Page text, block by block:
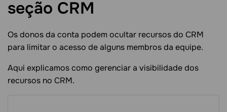
seção CRM
Os donos da conta podem ocultar recursos do CRM
para limitar o acesso de alguns membros da equipe.
Aqui explicamos como gerenciar a visibilidade dos
recursos no CRM.